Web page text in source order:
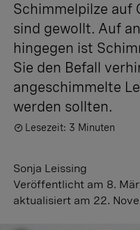
Schimmelpilze auf
sind gewollt. Auf
hingegen ist
Sie den Befall
angeschimmelte
werden sollten.
Lesezeit: 3 Minuten
Sonja Leissing
Veröffentlicht am 8.
aktualisiert am 22.